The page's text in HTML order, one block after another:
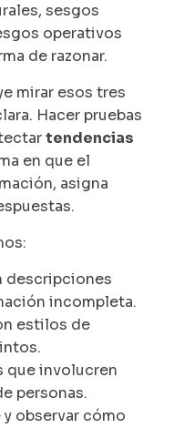
sesgos
operativos
de razonar.
mirar esos tres
Hacer pruebas
tendencias
en que el
asigna
descripciones
incompleta.
estilos de
que involucren
personas.
observar cómo